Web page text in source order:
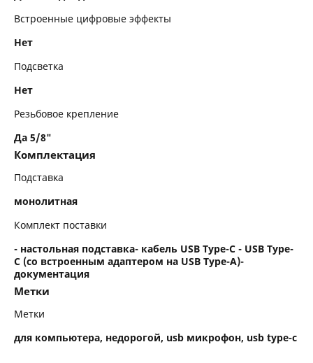
Встроенные цифровые эффекты
Нет
Подсветка
Нет
Резьбовое крепление
Да 5/8"
Комплектация
Подставка
монолитная
Комплект поставки
- настольная подставка- кабель USB Type-C - USB Type-
C (со встроенным адаптером на USB Type-A)-
документация
Метки
Метки
для компьютера, недорогой, usb микрофон, usb type-c